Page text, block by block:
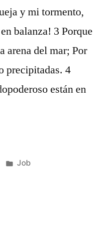
y mi tormento,
balanza! 3 Porque
arena del mar; Por
precipitadas. 4
están en
Posted
Job